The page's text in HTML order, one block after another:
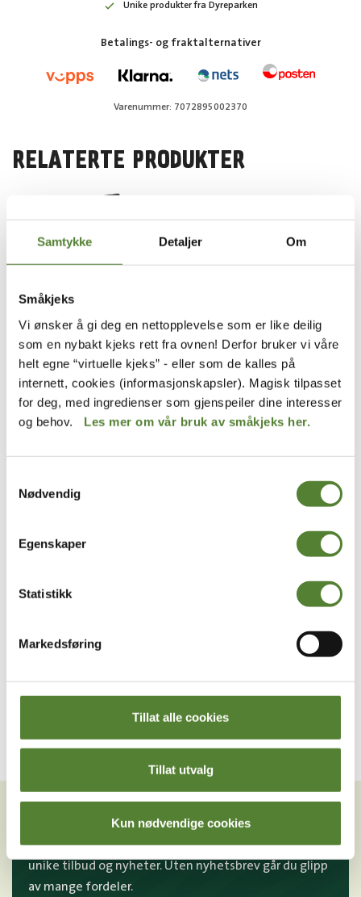
Samtykke Detaljer Om
Småkjeks
Vi ønsker å gi deg en nettopplevelse som er like deilig
som en nybakt kjeks rett fra ovnen! Derfor bruker vi våre
helt egne “virtuelle kjeks” - eller som de kalles på
internett, cookies (informasjonskapsler). Magisk tilpasset
for deg, med ingredienser som gjenspeiler dine interesser
og behov. Les mer om vår bruk av småkjeks her.
Nødvendig
Egenskaper
Statistikk
Markedsføring
Tillat alle cookies
Tillat utvalg
Kun nødvendige cookies
Unike produkter fra Dyreparken
Betalings- og fraktalternativer
Varenummer: 7072895002370
RELATERTE PRODUKTER
Kaptein Sabeltanns Verden
GREVEN AV GRALS JAKKE
399
,–
Hakkebakkeskogen
KLATREMUS-BUKSE
199
KLATREMUS GENSER
Kaptein Sabeltanns Verden
VIL DU HA NYHETSBREV FRA
OSS?
Melder du deg på Dyreparkens nyhetsbrev får du
unike tilbud og nyheter. Uten nyhetsbrev går du glipp
av mange fordeler.